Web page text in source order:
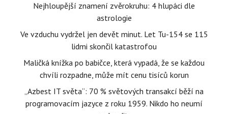
Nejhloupější znamení zvěrokruhu: 4 hlupáci dle
astrologie
Ve vzduchu vydržel jen devět minut. Let Tu-154 se 115
lidmi skončil katastrofou
Maličká knížka po babičce, která vypadá, že se každou
chvíli rozpadne, může mít cenu tisíců korun
„Azbest IT světa“: 70 % světových transakcí běží na
programovacím jazyce z roku 1959. Nikdo ho neumí